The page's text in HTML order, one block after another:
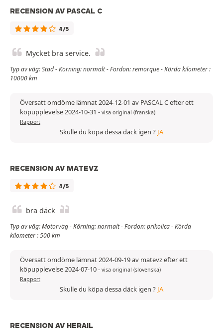
RECENSION AV PASCAL C
4/5
Mycket bra service.
Typ av väg: Stad - Körning: normalt - Fordon: remorque - Körda kilometer :
10000 km
Översatt omdöme lämnat 2024-12-01 av PASCAL C efter ett
köpupplevelse 2024-10-31 - visa original (franska)
Rapport
Skulle du köpa dessa däck igen ? JA
RECENSION AV MATEVZ
4/5
bra däck
Typ av väg: Motorväg - Körning: normalt - Fordon: prikolica - Körda
kilometer : 500 km
Översatt omdöme lämnat 2024-09-19 av matevz efter ett
köpupplevelse 2024-07-10- visa original (slovenska)
Rapport
Skulle du köpa dessa däck igen ? JA
RECENSION AV HERAIL